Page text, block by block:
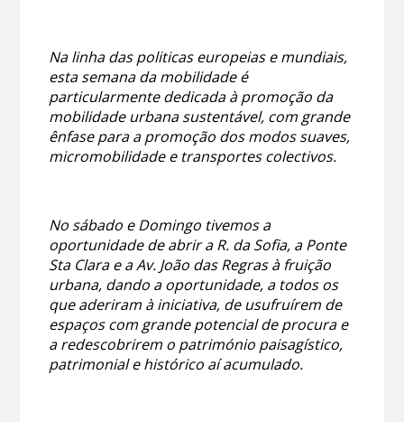
Na linha das politicas europeias e mundiais,
esta semana da mobilidade é
particularmente dedicada à promoção da
mobilidade urbana sustentável, com grande
ênfase para a promoção dos modos suaves,
micromobilidade e transportes colectivos.
No sábado e Domingo tivemos a
oportunidade de abrir a R. da Sofia, a Ponte
Sta Clara e a Av. João das Regras à fruição
urbana, dando a oportunidade, a todos os
que aderiram à iniciativa, de usufruírem de
espaços com grande potencial de procura e
a redescobrirem o património paisagístico,
patrimonial e histórico aí acumulado.